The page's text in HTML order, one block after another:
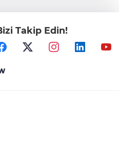
ücretsiz yaz
Takip Edin!